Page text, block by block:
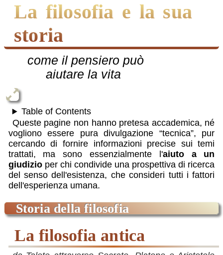
la filosofia e la sua
storia
come il pensiero può
aiutare la vita
Table of Contents
Queste pagine non hanno pretesa accademica, né
vogliono essere pura divulgazione “tecnica”, pur
cercando di fornire informazioni precise sui temi
trattati, ma sono essenzialmente l'aiuto a un
giudizioper chi condivide una prospettiva di ricerca
del senso dell'esistenza, che consideri tutti i fattori
dell'esperienza umana.
storia della filosofia
la filosofia antica